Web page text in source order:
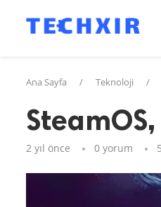
Ana Sayfa / Teknoloji /
2 yıl önce 0 yorum